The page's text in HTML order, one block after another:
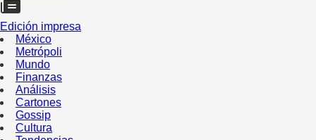
Edición impresa
México
Metrópoli
Mundo
Finanzas
Análisis
Cartones
Gossip
Cultura